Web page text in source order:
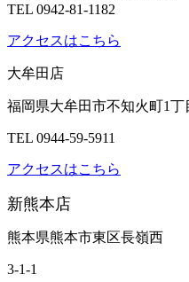
TEL 0942-81-1182
アクセスはこちら
大牟田店
福岡県大牟田市不知火町1丁
TEL 0944-59-5911
アクセスはこちら
新熊本店
熊本県熊本市東区長嶺西
3-1-1